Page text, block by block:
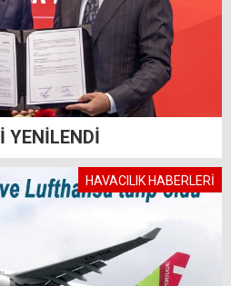
YENİLENDİ
HAVACILIK HABERLERİ